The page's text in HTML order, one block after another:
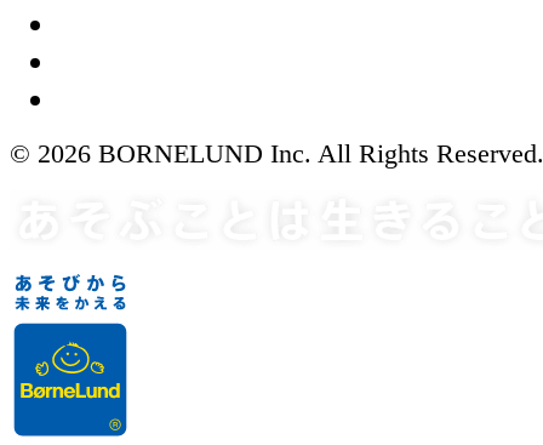
© 2026 BORNELUND Inc. All Rights Reserved.